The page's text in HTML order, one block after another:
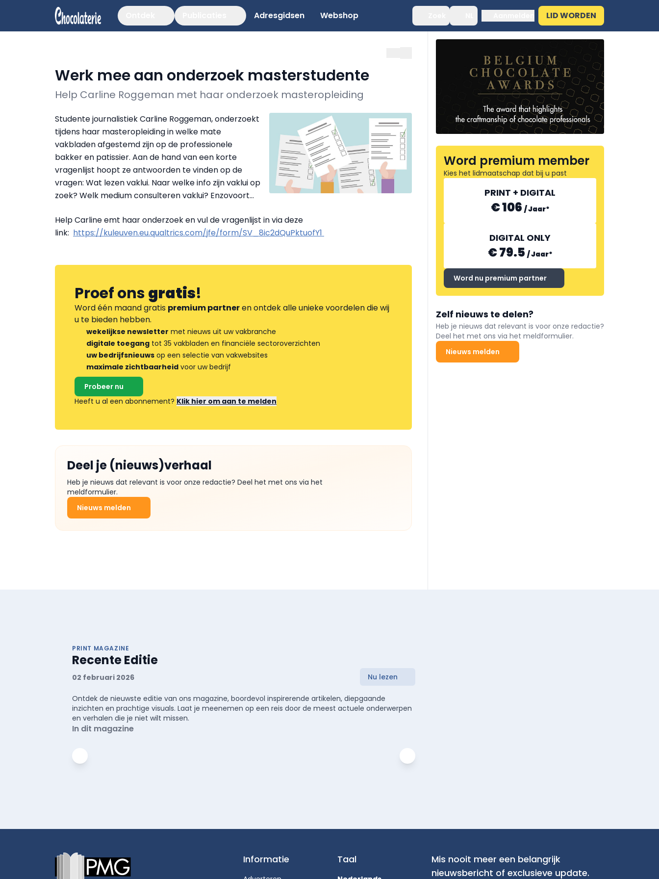
Adresgidsen Webshop LID WORDEN
Werk mee aan onderzoek masterstudente
Help Carline Roggeman met haar onderzoek masteropleiding
Studente journalistiek Carline Roggeman, onderzoekt
tijdens haar masteropleiding in welke mate
vakbladen afgestemd zijn op de professionele
bakker en patissier. Aan de hand van een korte
vragenlijst hoopt ze antwoorden te vinden op de
vragen: Wat lezen vaklui. Naar welke info zijn vaklui op
zoek? Welk medium consulteren vaklui? Enzovoort...
Help Carline emt haar onderzoek en vul de vragenlijst in via deze
link: https://kuleuven.eu.qualtrics.com/jfe/form/SV_8ic2dQuPktuofY1
Proef onsgratis!
Word één maand gratis premium partneren ontdek alle unieke voordelen die wij
u te bieden hebben.
wekelijkse newsletter met nieuws uit uw vakbranche
digitale toegang tot 35 vakbladen en financiële sectoroverzichten
uw bedrijfsnieuws op een selectie van vakwebsites
maximale zichtbaarheid voor uw bedrijf
Probeer nu
Heeft u al een abonnement? Klik hier om aan te melden
Deel je (nieuws)verhaal
Heb je nieuws dat relevant is voor onze redactie? Deel het met ons via het
meldformulier.
Nieuws melden
Word premium member
Kies het lidmaatschap dat bij u past
PRINT + DIGITAL
€ 106 /Jaar*
DIGITAL ONLY
€ 79.5 /Jaar*
Word nu premium partner
Zelf nieuws te delen?
Heb je nieuws dat relevant is voor onze redactie?
Deel het met ons via het meldformulier.
Nieuws melden
PRINT MAGAZINE
Recente Editie
02 februari 2026 Nu lezen
Ontdek de nieuwste editie van ons magazine, boordevol inspirerende artikelen, diepgaande
inzichten en prachtige visuals. Laat je meenemen op een reis door de meest actuele onderwerpen
en verhalen die je niet wilt missen.
In dit magazine
Informatie Taal
Mis nooit meer een belangrijk
nieuwsbericht of exclusieve update.